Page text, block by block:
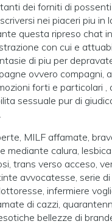
dei forniti di
nei piaceri piu in
questa ripreso chat
con cui e
di piu per
ovvero compagni,
forti e particolari ,
sessuale pur di
MILF affamate,
mediante calura,
trans verso acceso,
avvocatesse, serie di
infermiere
di cazzi,
bellezze di